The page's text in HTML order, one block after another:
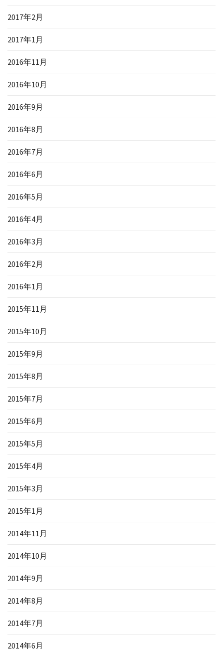
2017年2月
2017年1月
2016年11月
2016年10月
2016年9月
2016年8月
2016年7月
2016年6月
2016年5月
2016年4月
2016年3月
2016年2月
2016年1月
2015年11月
2015年10月
2015年9月
2015年8月
2015年7月
2015年6月
2015年5月
2015年4月
2015年3月
2015年1月
2014年11月
2014年10月
2014年9月
2014年8月
2014年7月
2014年6月